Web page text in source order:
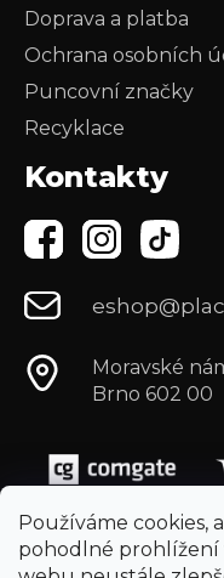
Používáme cookies,
pohodlné prohlížení
Doprava a platba
Ochrana osobních
Puncovní značky
Recyklace
Kontakty
Moravské
Brno 602 00